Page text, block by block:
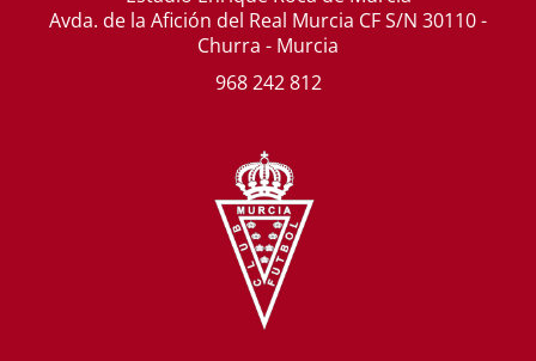
Avda. de la Afición del Real Murcia CF S/N 30110 -
Churra - Murcia
968 242 812